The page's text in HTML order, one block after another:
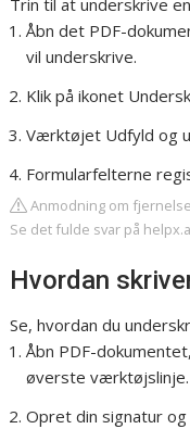
Trin til at underskrive
Åbn det PDF-
vil underskrive.
Klik på ikonet
Værktøjet Udfyld og
Formularfelterne
Anmodning om fjernelse
Se det fulde svar på
Hvordan
Se, hvordan du
Åbn PDF-
øverste værktøjslinje.
Opret din signatur